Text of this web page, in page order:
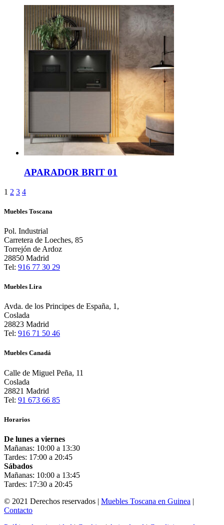
APARADOR BRIT 01
1 2 3 4
Muebles Toscana
Pol. Industrial
Carretera de Loeches, 85
Torrejón de Ardoz
28850 Madrid
Tel: 916 77 30 29
Muebles Lira
Avda. de los Principes de España, 1,
Coslada
28823 Madrid
Tel: 916 71 50 46
Muebles Canadá
Calle de Miguel Peña, 11
Coslada
28821 Madrid
Tel: 91 673 66 85
Horarios
De lunes a viernes
Mañanas: 10:00 a 13:30
Tardes: 17:00 a 20:45
Sábados
Mañanas: 10:00 a 13:45
Tardes: 17:30 a 20:45
© 2021 Derechos reservados | Muebles Toscana en Guinea |
Contacto